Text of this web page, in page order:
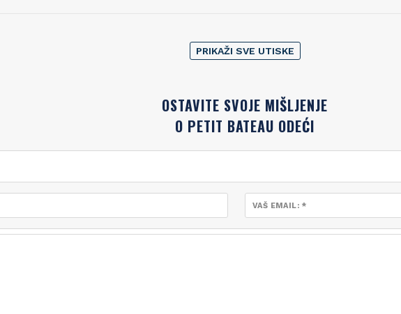
PRIKAŽI SVE UTISKE
OSTAVITE SVOJE MIŠLJENJE
O PETIT BATEAU ODEĆI
VAŠ EMAIL: *